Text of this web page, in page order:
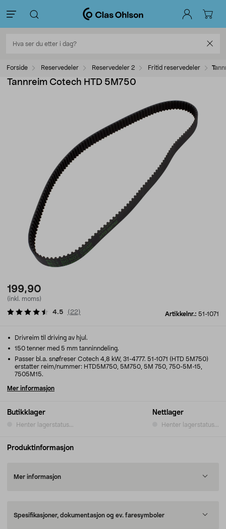
Forside Reservedeler Reservedeler 2 Fritid reservedeler
Tannreim Cotech HTD 5M750
199,90
(inkl. moms)
Artikkelnr.: 51-1071
4.5 ( 22)
Butikklager
Henter lagerstatus...
Nettlager
Henter lagerstatus...
Drivreim til driving av hjul.
150 tenner med 5 mm tanninndeling.
Passer bl.a. snøfreser Cotech 4,8 kW, 31-4777. 51-1071 (HTD 5M750)
erstatter reim/nummer: HTD5M750, 5M750, 5M 750, 750-5M-15,
7505M15.
Mer informasjon
Produktinformasjon
Mer informasjon
Spesifikasjoner, dokumentasjon og ev. faresymboler